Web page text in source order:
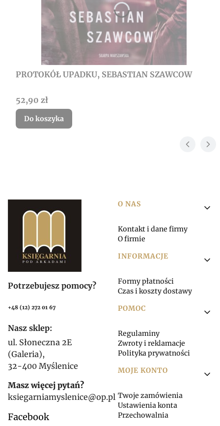
PROTOKÓŁ UPADKU, SEBASTIAN SZAWCOW
Cena
52,90 zł
Do koszyka
Potrzebujesz pomocy?
+48 (12) 272 01 67
Nasz sklep:
ul. Słoneczna 2E
(Galeria),
32-400 Myślenice
Masz więcej pytań?
ksiegarniamyslenice@op.pl
Facebook
Linki w stopce
O NAS
Kontakt i dane firmy
O firmie
INFORMACJE
Formy płatności
Czas i koszty dostawy
POMOC
Regulaminy
Zwroty i reklamacje
Polityka prywatności
MOJE KONTO
Twoje zamówienia
Ustawienia konta
Przechowalnia